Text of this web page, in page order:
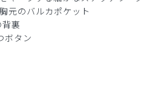
元のバルカポケット
裏
ボタン